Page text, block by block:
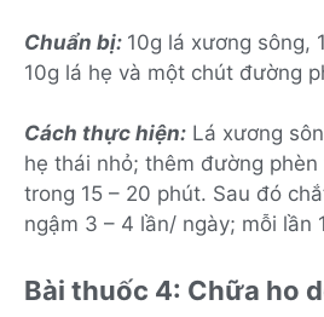
Chuẩn bị: 10g lá xương sông,
10g lá hẹ và một chút đường
Cách thực hiện: Lá xương
hẹ thái nhỏ; thêm đường
trong 15 – 20 phút. Sau đó
ngậm 3 – 4 lần/ ngày; mỗi lần
Bài thuốc 4: Chữa ho